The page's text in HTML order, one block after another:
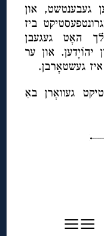
געבענטשט, און
ביז
האָט געגעבן
יהוֹיָדען. און ער
געשטאָרבן.
געוואָרן באַ
≡≡